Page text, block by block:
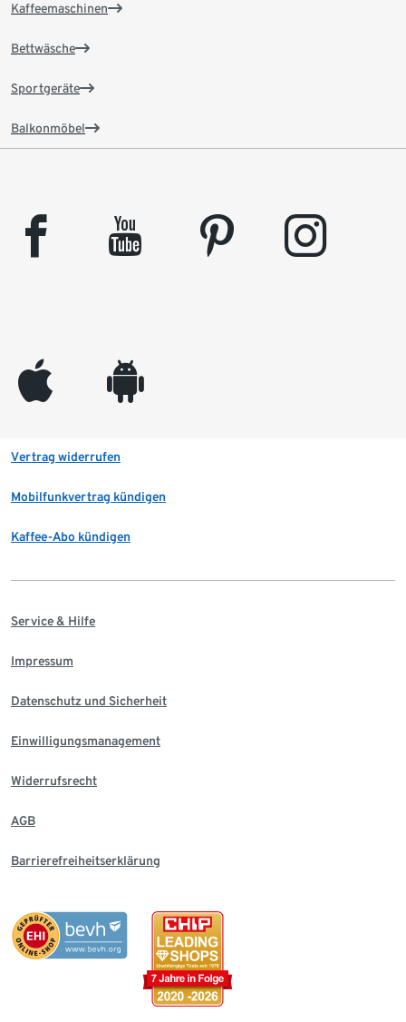
Kaffeemaschinen
Bettwäsche
Sportgeräte
Balkonmöbel
facebook youtube pinterest instagram
appleinc android
Vertrag widerrufen
Mobilfunkvertrag kündigen
Kaffee-Abo kündigen
Service & Hilfe
Impressum
Datenschutz und Sicherheit
Einwilligungsmanagement
Widerrufsrecht
AGB
Barrierefreiheitserklärung